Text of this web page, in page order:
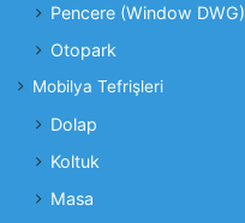
Pencere (Window DWG)
Otopark
Mobilya Tefrişleri
Dolap
Koltuk
Masa